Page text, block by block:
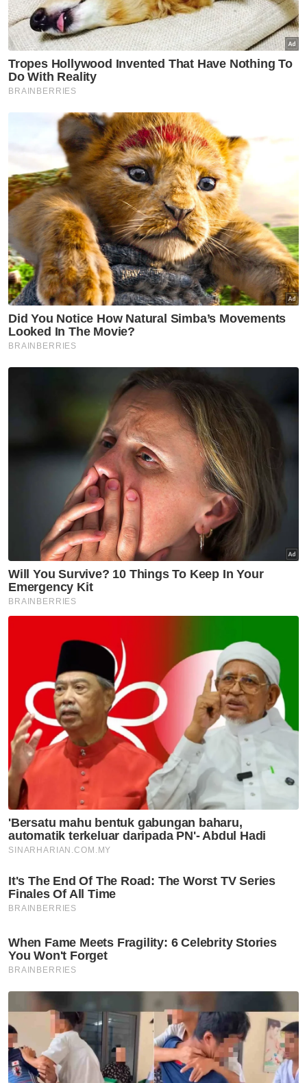
Pertabalan Agong
Pertabalan Al Sultan Abdullah
Artikel Disyorkan
Nasional
Bekas Ketua Hakim Negara,
Eusoff Chin meninggal dunia
Nasional
Mendepani ajaran sesat:
Antara realiti, sejarah dan
cabaran zaman moden
Nasional
Nasional
Smart Amil lonjak kutipan
zakat digital hampir 10 kali
ganda